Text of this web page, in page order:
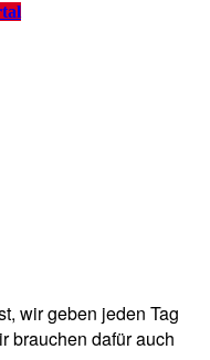
wir geben jeden Tag
brauchen dafür auch